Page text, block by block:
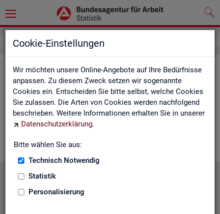
Cookie-Einstellungen
Wir möchten unsere Online-Angebote auf Ihre Bedürfnisse
anpassen. Zu diesem Zweck setzen wir sogenannte
Cookies ein. Entscheiden Sie bitte selbst, welche Cookies
Sie zulassen. Die Arten von Cookies werden nachfolgend
beschrieben. Weitere Informationen erhalten Sie in unserer
Datenschutzerklärung.
Bitte wählen Sie aus:
Technisch Notwendig
Statistik
Personalisierung
Ser­vice
Die Sta­tis­tik derBAbie­tet ein brei­tes An­ge­bot an Pro­duk­ten
und Son­der­aus­wer­tung (nachBe­darf). Haben Sie Fra­gen,
einen spe­zi­el­len Da­ten­wunsch oder möch­ten uns ein Feed­
back zu un­se­ren Pro­duk­ten geben, dann schau­en Sie auf den